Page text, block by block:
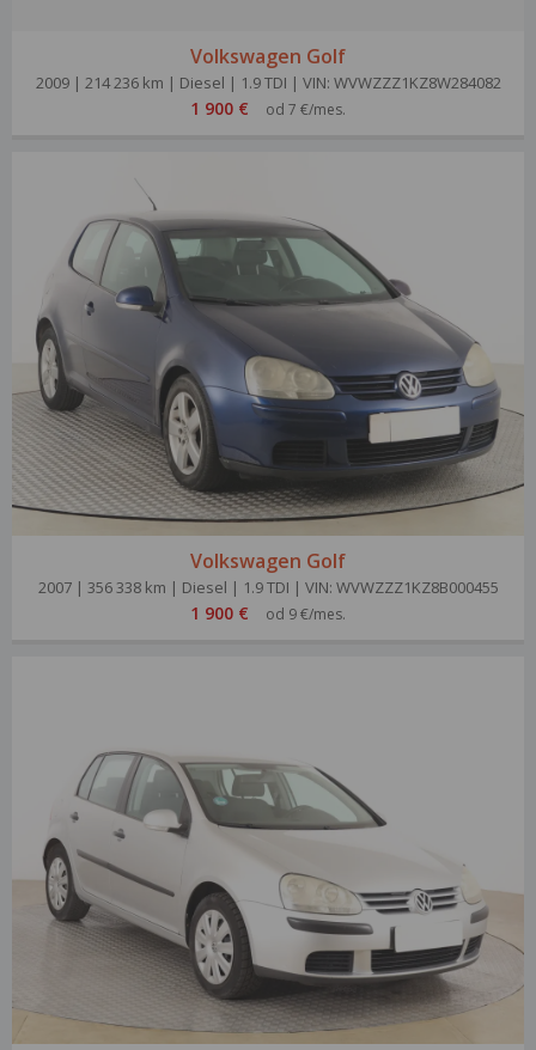
Volkswagen Golf
2009 | 214 236 km | Diesel | 1.9 TDI | VIN: WVWZZZ1KZ8W284082
1 900 € od 7 €/mes.
Volkswagen Golf
2007 | 356 338 km | Diesel | 1.9 TDI | VIN: WVWZZZ1KZ8B000455
1 900 € od 9 €/mes.